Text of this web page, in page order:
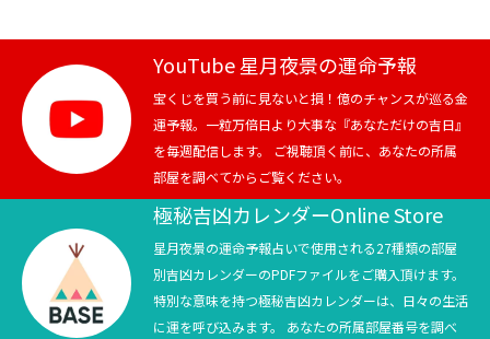
テニス
スポーツ
競馬
テニス四大大会・五輪
テニス四大大会・五輪
YouTube 星月夜景の運命予報
宝くじを買う前に見ないと損！億のチャンスが巡る金
運予報。一粒万倍日より大事な『あなただけの吉日』
を毎週配信します。 ご視聴頂く前に、あなたの所属
部屋を調べてからご覧ください。
極秘吉凶カレンダーOnline Store
星月夜景の運命予報占いで使用される27種類の部屋
別吉凶カレンダーのPDFファイルをご購入頂けます。
特別な意味を持つ極秘吉凶カレンダーは、日々の生活
に運を呼び込みます。 あなたの所属部屋番号を調べ